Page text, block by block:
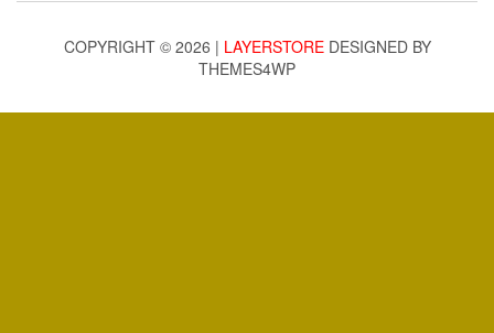
COPYRIGHT © 2026 | LAYERSTOREDESIGNED BY
THEMES4WP